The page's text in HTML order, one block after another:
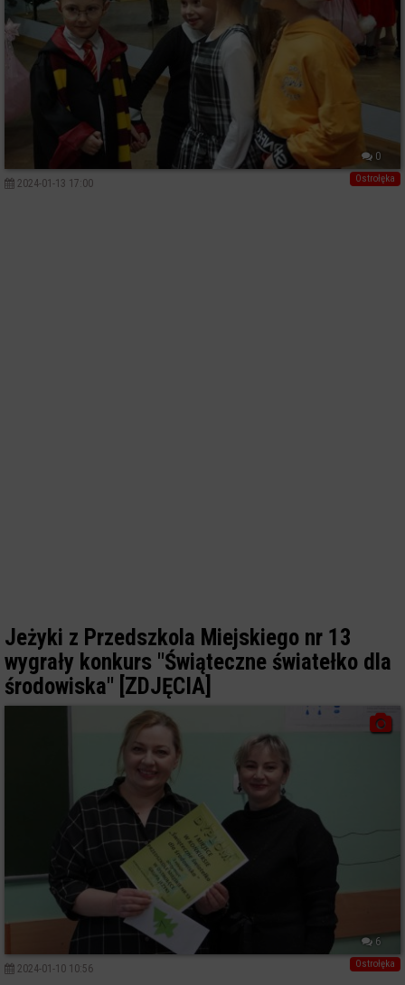
0
Ostrołęka
2024-01-13 17:00
Jeżyki z Przedszkola Miejskiego nr 13
wygrały konkurs "Świąteczne światełko dla
środowiska" [ZDJĘCIA]
6
Ostrołęka
2024-01-10 10:56